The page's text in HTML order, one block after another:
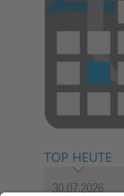
TOP HEUTE
30.07.2026